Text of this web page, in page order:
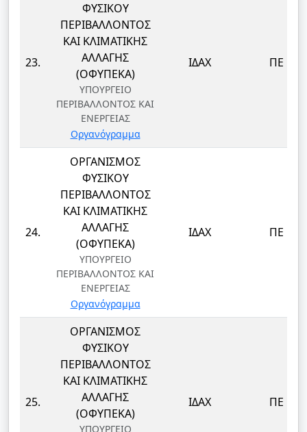
23.
ΦΥΣΙΚΟΥ
ΠΕΡΙΒΑΛΛΟΝΤΟΣ
ΚΑΙ ΚΛΙΜΑΤΙΚΗΣ
ΑΛΛΑΓΗΣ
(ΟΦΥΠΕΚΑ)
ΥΠΟΥΡΓΕΙΟ
ΠΕΡΙΒΑΛΛΟΝΤΟΣ ΚΑΙ
ΕΝΕΡΓΕΙΑΣ
Οργανόγραμμα
ΙΔΑΧ ΠΕ
24.
ΟΡΓΑΝΙΣΜΟΣ
ΦΥΣΙΚΟΥ
ΠΕΡΙΒΑΛΛΟΝΤΟΣ
ΚΑΙ ΚΛΙΜΑΤΙΚΗΣ
ΑΛΛΑΓΗΣ
(ΟΦΥΠΕΚΑ)
ΥΠΟΥΡΓΕΙΟ
ΠΕΡΙΒΑΛΛΟΝΤΟΣ ΚΑΙ
ΕΝΕΡΓΕΙΑΣ
Οργανόγραμμα
ΙΔΑΧ ΠΕ
25.
ΟΡΓΑΝΙΣΜΟΣ
ΦΥΣΙΚΟΥ
ΠΕΡΙΒΑΛΛΟΝΤΟΣ
ΚΑΙ ΚΛΙΜΑΤΙΚΗΣ
ΑΛΛΑΓΗΣ
(ΟΦΥΠΕΚΑ)
ΥΠΟΥΡΓΕΙΟ
ΙΔΑΧ ΠΕ